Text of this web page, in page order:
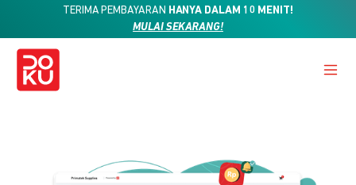
TERIMA PEMBAYARAN HANYA DALAM 10 MENIT!
MULAI SEKARANG!